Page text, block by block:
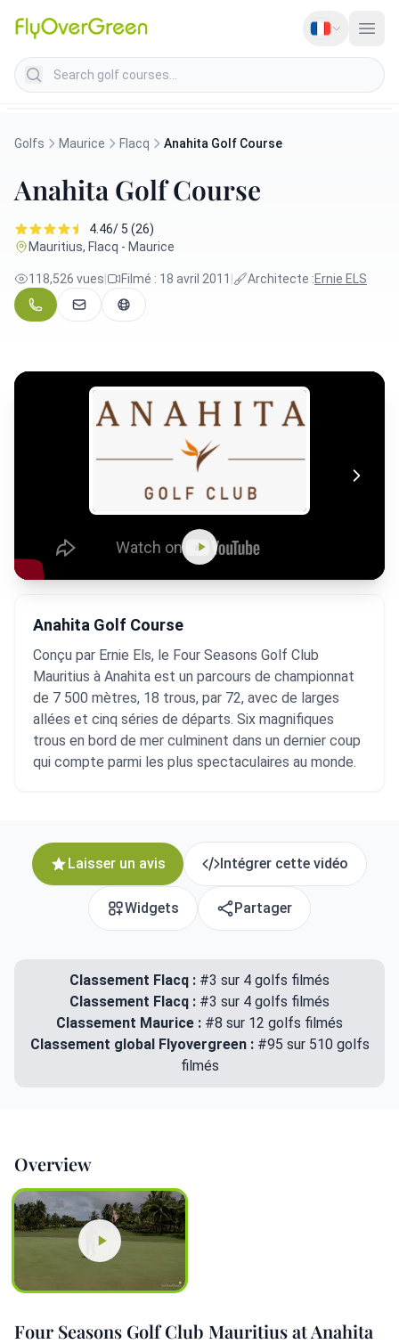
Search golf courses
Golfs Maurice Flacq Anahita Golf Course
Anahita Golf Course
4.46/ 5 (26)
Mauritius, Flacq - Maurice
118,526 vues Filmé : 18 avril 2011 Architecte :Ernie ELS
Anahita Golf Course
Conçu par Ernie Els, le Four Seasons Golf Club
Mauritius à Anahita est un parcours de championnat
de 7 500 mètres, 18 trous, par 72, avec de larges
allées et cinq séries de départs. Six magnifiques
trous en bord de mer culminent dans un dernier coup
qui compte parmi les plus spectaculaires au monde.
Laisser un avis Intégrer cette vidéo
Widgets Partager
Classement Flacq : #3 sur 4 golfs filmés
Classement Flacq : #3 sur 4 golfs filmés
Classement Maurice : #8 sur 12 golfs filmés
Classement global Flyovergreen : #95 sur 510 golfs
filmés
Overview
Four Seasons Golf Club Mauritius at Anahita